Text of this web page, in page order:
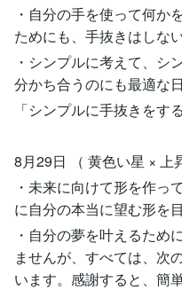
・自分の手を使って何か
ためにも、手抜きはしな
・シンプルに考えて、シ
分かち合うのにも最適な日
「シンプルに手抜きをす
8月29日 （ 黄色い星 ×
・未来に向けて形を作っ
に自分の本当に望む形を
・自分の夢を叶えるため
ませんが、すべては、次
います。感謝すると、簡